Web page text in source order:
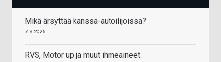
Mikä ärsyttää kanssa-autoilijoissa?
7.8.2026
RVS, Motor up ja muut ihmeaineet.